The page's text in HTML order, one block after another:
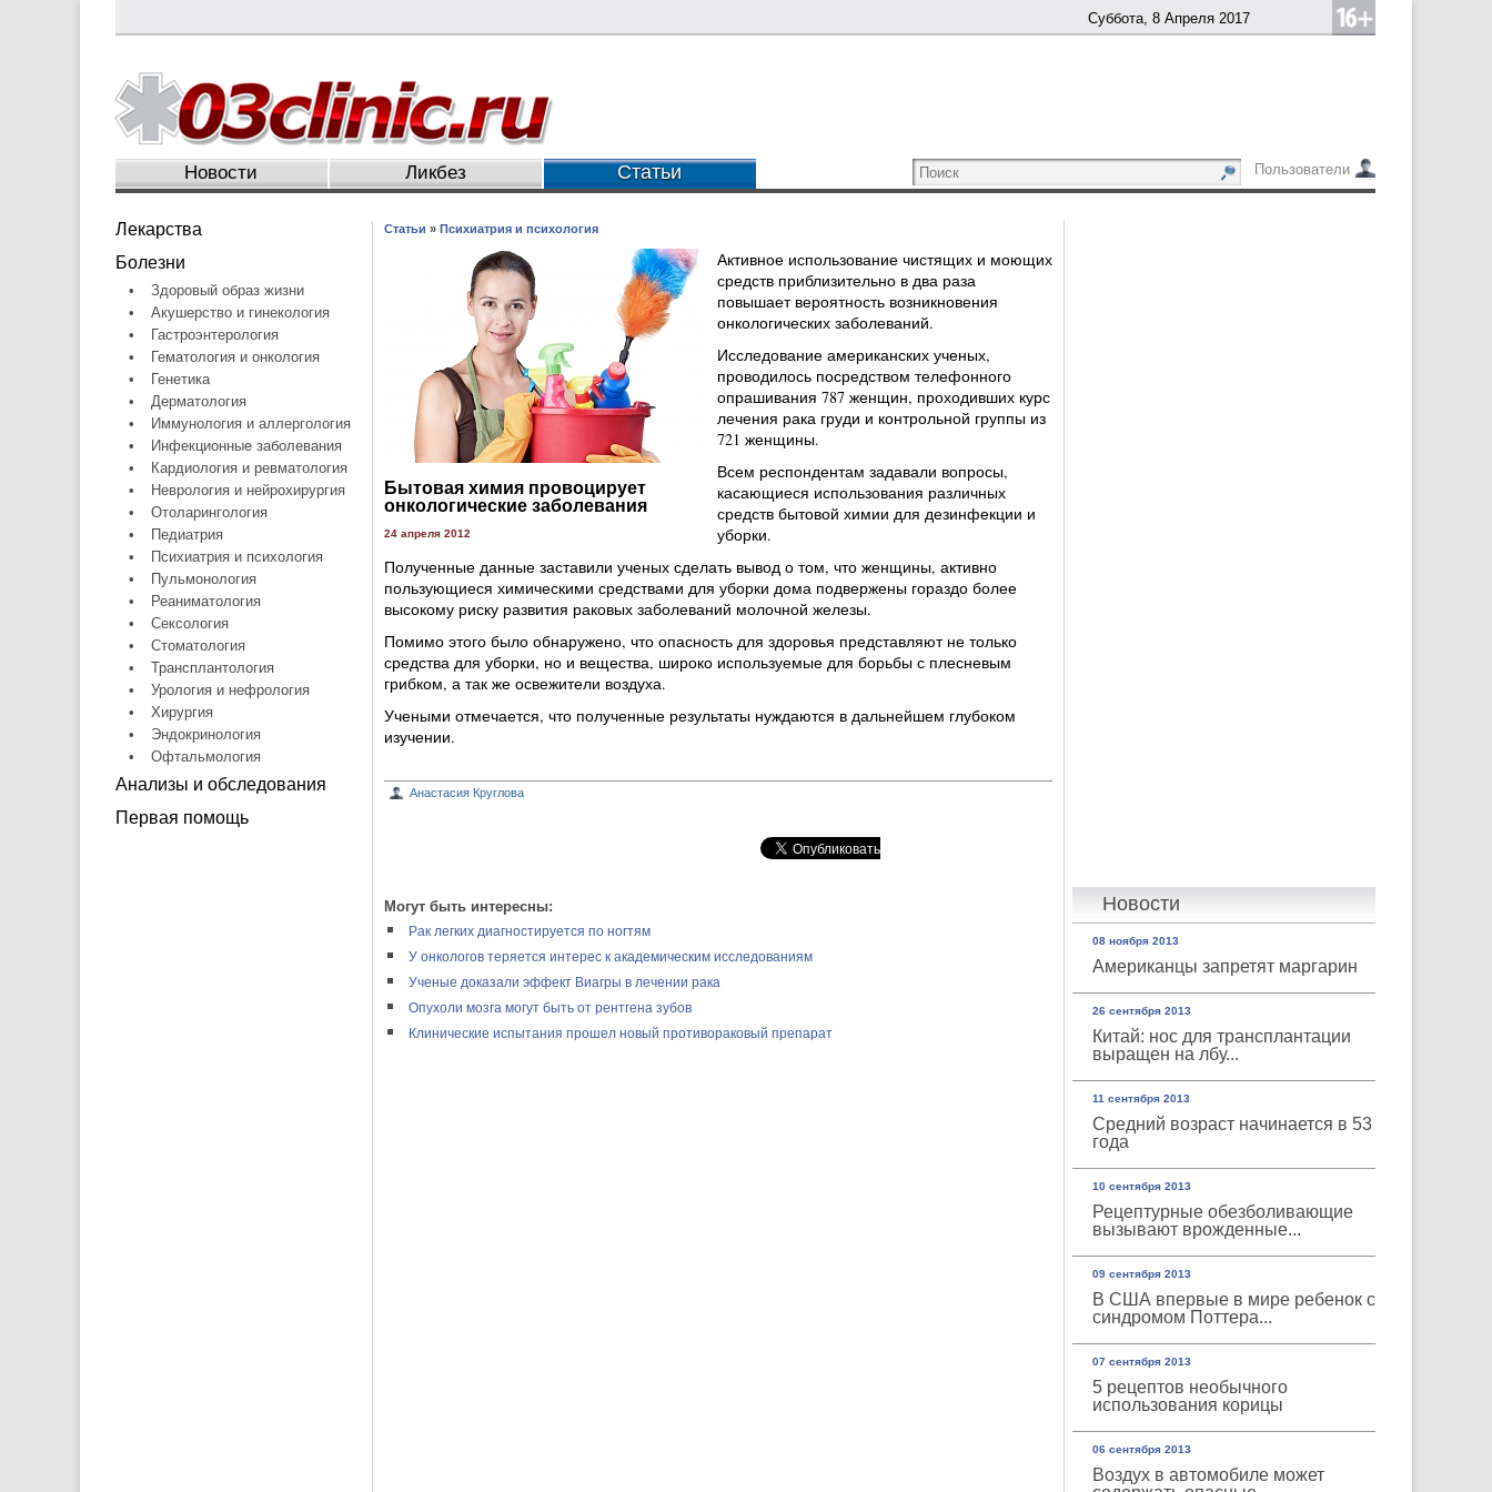
Суббота, 8 Апреля 2017
Пользователи
Новости Ликбез Статьи
Лекарства
Болезни
•
Здоровый образ жизни
•
Акушерство и гинекология
•
Гастроэнтерология
•
Гематология и онкология
•
Генетика
•
Дерматология
•
Иммунология и аллергология
•
Инфекционные заболевания
•
Кардиология и ревматология
•
Неврология и нейрохирургия
•
Отоларингология
•
Педиатрия
•
Психиатрия и психология
•
Пульмонология
•
Реаниматология
•
Сексология
•
Стоматология
•
Трансплантология
•
Урология и нефрология
•
Хирургия
•
Эндокринология
•
Офтальмология
Анализы и обследования
Первая помощь
Новости
08 ноября 2013
Американцы запретят маргарин
26 сентября 2013
Китай: нос для трансплантации
выращен на лбу...
11 сентября 2013
Средний возраст начинается в 53
года
10 сентября 2013
Рецептурные обезболивающие
вызывают врожденные...
09 сентября 2013
В США впервые в мире ребенок с
синдромом Поттера...
07 сентября 2013
5 рецептов необычного
использования корицы
06 сентября 2013
Воздух в автомобиле может
Статьи » Психиатрия и психология
Бытовая химия провоцирует
онкологические заболевания
24 апреля 2012
Активное использование чистящих и моющих
средств приблизительно в два раза
повышает вероятность возникновения
онкологических заболеваний.
Исследование американских ученых,
проводилось посредством телефонного
опрашивания 787 женщин, проходивших курс
лечения рака груди и контрольной группы из
721 женщины.
Всем респондентам задавали вопросы,
касающиеся использования различных
средств бытовой химии для дезинфекции и
уборки.
Полученные данные заставили ученых сделать вывод о том, что женщины, активно
пользующиеся химическими средствами для уборки дома подвержены гораздо более
высокому риску развития раковых заболеваний молочной железы.
Помимо этого было обнаружено, что опасность для здоровья представляют не только
средства для уборки, но и вещества, широко используемые для борьбы с плесневым
грибком, а так же освежители воздуха.
Учеными отмечается, что полученные результаты нуждаются в дальнейшем глубоком
изучении.
Анастасия Круглова
Могут быть интересны:
Рак легких диагностируется по ногтям
У онкологов теряется интерес к академическим исследованиям
Ученые доказали эффект Виагры в лечении рака
Опухоли мозга могут быть от рентгена зубов
Клинические испытания прошел новый противораковый препарат